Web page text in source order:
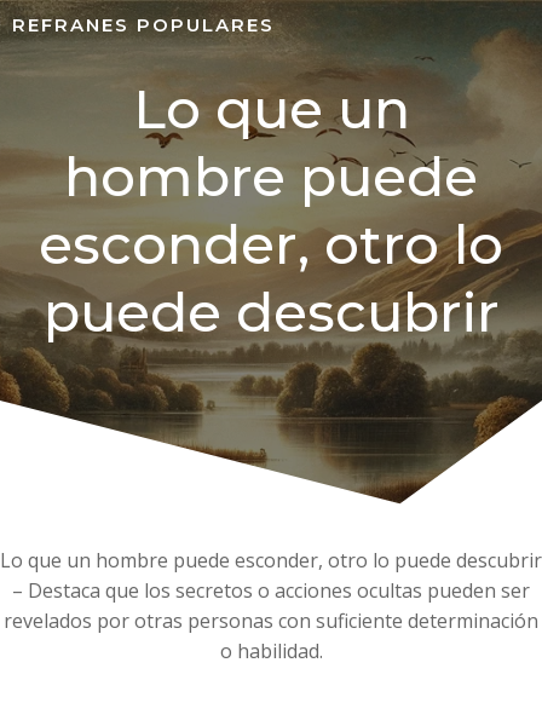
REFRANES POPULARES
Lo que un
hombre puede
esconder, otro lo
puede descubrir
Lo que un hombre puede esconder, otro lo puede descubrir
– Destaca que los secretos o acciones ocultas pueden ser
revelados por otras personas con suficiente determinación
o habilidad.